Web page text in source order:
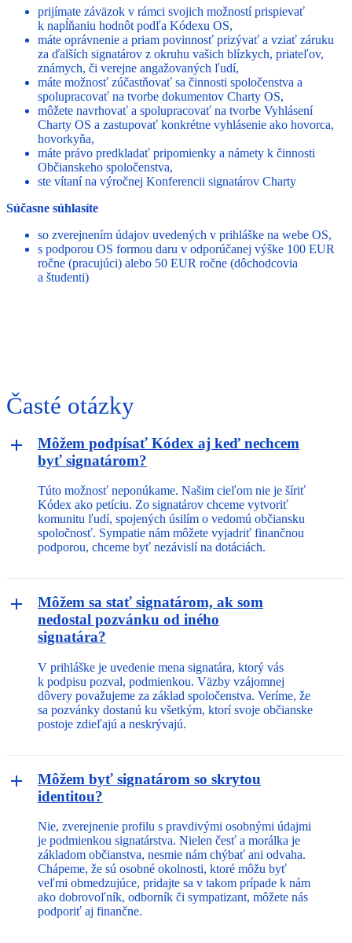
prijímate záväzok v rámci svojich možností prispievať
k napĺňaniu hodnôt podľa Kódexu OS,
máte oprávnenie a priam povinnosť prizývať a vziať záruku
za ďalších signatárov z okruhu vašich blízkych, priateľov,
známych, či verejne angažovaných ľudí,
máte možnosť zúčastňovať sa činnosti spoločenstva a
spolupracovať na tvorbe dokumentov Charty OS,
môžete navrhovať a spolupracovať na tvorbe Vyhlásení
Charty OS a zastupovať konkrétne vyhlásenie ako hovorca,
hovorkyňa,
máte právo predkladať pripomienky a námety k činnosti
Občianskeho spoločenstva,
ste vítaní na výročnej Konferencii signatárov Charty
Súčasne súhlasíte
so zverejnením údajov uvedených v prihláške na webe OS,
s podporou OS formou daru v odporúčanej výške 100 EUR
ročne (pracujúci) alebo 50 EUR ročne (dôchodcovia
a študenti)
Časté otázky
Môžem podpísať Kódex aj keď nechcem
byť signatárom?
Túto možnosť neponúkame. Našim cieľom nie je šíriť
Kódex ako petíciu. Zo signatárov chceme vytvoriť
komunitu ľudí, spojených úsilím o vedomú občiansku
spoločnosť. Sympatie nám môžete vyjadriť finančnou
podporou, chceme byť nezávislí na dotáciách.
Môžem sa stať signatárom, ak som
nedostal pozvánku od iného
signatára?
V prihláške je uvedenie mena signatára, ktorý vás
k podpisu pozval, podmienkou. Väzby vzájomnej
dôvery považujeme za základ spoločenstva. Veríme, že
sa pozvánky dostanú ku všetkým, ktorí svoje občianske
postoje zdieľajú a neskrývajú.
Môžem byť signatárom so skrytou
identitou?
Nie, zverejnenie profilu s pravdivými osobnými údajmi
je podmienkou signatárstva. Nielen česť a morálka je
základom občianstva, nesmie nám chýbať ani odvaha.
Chápeme, že sú osobné okolnosti, ktoré môžu byť
veľmi obmedzujúce, pridajte sa v takom prípade k nám
ako dobrovoľník, odborník či sympatizant, môžete nás
podporiť aj finančne.